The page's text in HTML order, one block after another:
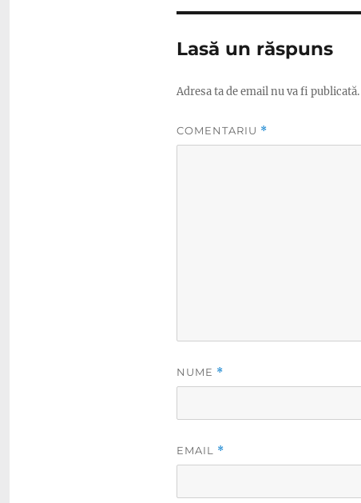
Lasă un răspuns
Adresa ta de email nu va fi publicată.
COMENTARIU *
NUME *
EMAIL *